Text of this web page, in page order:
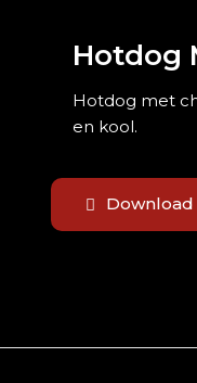
Hotdog
Hotdog met
en kool.